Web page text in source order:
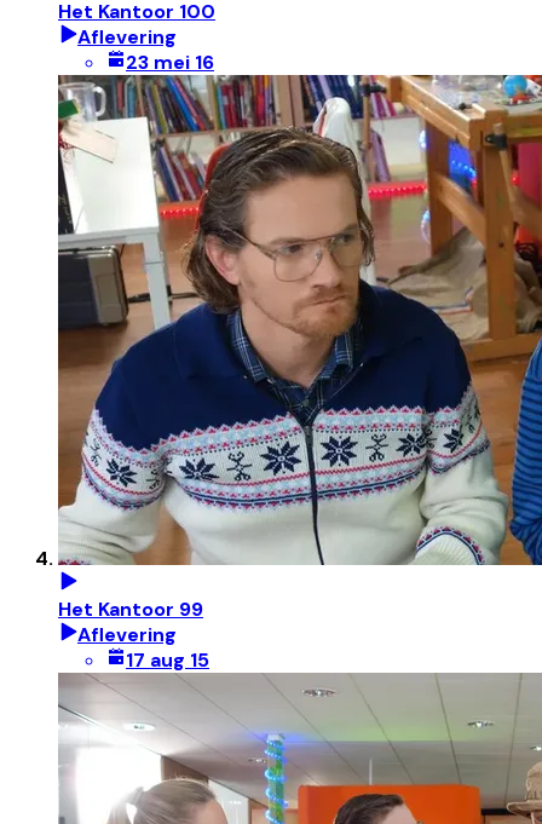
Het Kantoor 100
Aflevering
23 mei 16
Het Kantoor 99
Aflevering
17 aug 15